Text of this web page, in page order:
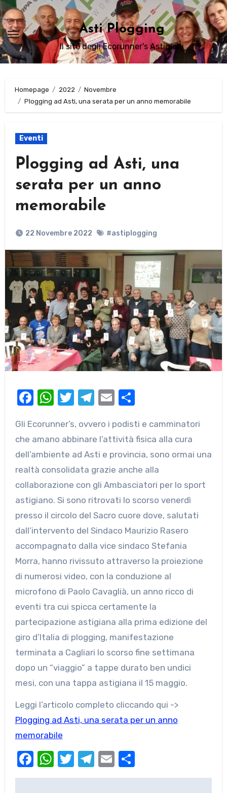
Passa
al
contenuto
Asti Plogging
Il sito degli Ecorunner's Astigiani
Homepage 2022
Novembre
Plogging ad Asti, una serata per un anno memorabile
Eventi
Plogging ad Asti, una
serata per un anno
memorabile
22 Novembre 2022 #astiplogging
Facebook
WhatsApp
Twitter
Telegram
EmailCondividi
Gli Ecorunner’s, ovvero i podisti e camminatori
che amano abbinare l’attività fisica alla cura
dell’ambiente ad Asti e provincia, sono ormai una
realtà consolidata grazie anche alla
collaborazione con gli Ambasciatori per lo sport
astigiano. Si sono ritrovati lo scorso venerdì
presso il circolo del Sacro cuore dove, salutati
dall’intervento del Sindaco Maurizio Rasero
accompagnato dalla vice sindaco Stefania
Morra, hanno rivissuto attraverso la proiezione
di numerosi video, con la conduzione al
microfono di Paolo Cavaglià, un anno ricco di
eventi tra cui spicca certamente la
partecipazione astigiana alla prima edizione del
giro d’Italia di plogging, manifestazione
terminata a Cagliari lo scorso fine settimana
dopo un “viaggio” a tappe durato ben undici
mesi, con una tappa astigiana il 15 maggio.
Leggi l’articolo completo cliccando qui ->
Plogging ad Asti, una serata per un anno
memorabile
Facebook
WhatsApp
Twitter
Telegram
EmailCondividi